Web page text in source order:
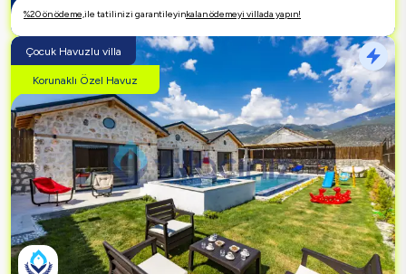
%20 ön ödeme,ile tatilinizi garantileyinkalan ödemeyi villada yapın!
Çocuk Havuzlu villa
Korunaklı Özel Havuz